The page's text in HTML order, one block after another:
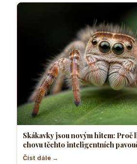
Skákavky jsou novým hitem:
chovu těchto inteligentních
Číst dále →